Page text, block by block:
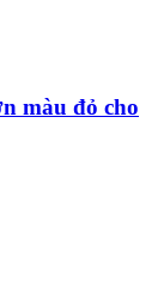
màu đỏ cho